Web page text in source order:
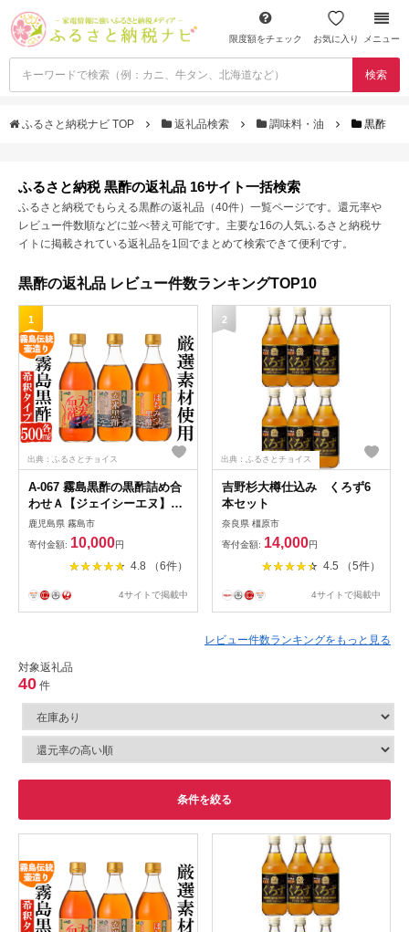
限度額をチェック お気に入り メニュー
検索
ふるさと納税ナビ TOP 返礼品検索 調味料・油 黒酢
ふるさと納税 黒酢の返礼品 16サイト一括検索
ふるさと納税でもらえる黒酢の返礼品（40件）一覧ページです。還元率や
レビュー件数順などに並べ替え可能です。主要な16の人気ふるさと納税サ
イトに掲載されている返礼品を1回でまとめて検索できて便利です。
黒酢の返礼品 レビュー件数ランキングTOP10
1
出典：ふるさとチョイス
A-067 霧島黒酢の黒酢詰め合
わせＡ【ジェイシーエヌ】黒
酢ドリンク 黒酢 霧島市
鹿児島県 霧島市
寄付金額: 10,000円
4.8 （6件）
4サイトで掲載中
2
出典：ふるさとチョイス
吉野杉大樽仕込み くろず6
本セット
奈良県 橿原市
寄付金額: 14,000円
4.5 （5件）
4サイトで掲載中
レビュー件数ランキングをもっと見る
対象返礼品
40 件
条件を絞る